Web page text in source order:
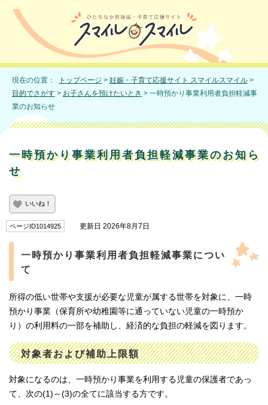
現在の位置： トップページ > 妊娠・子育て応援サイト スマイルスマイル >
目的でさがす > お子さんを預けたいとき > 一時預かり事業利用者負担軽減事
業のお知らせ
一時預かり事業利用者負担軽減事業のお知ら
せ
いいね！
ページID1014925 更新日 2026年8月7日
一時預かり事業利用者負担軽減事業につい
て
所得の低い世帯や支援が必要な児童が属する世帯を対象に、一時
預かり事業（保育所や幼稚園等に通っていない児童の一時預か
り）の利用料の一部を補助し、経済的な負担の軽減を図ります。
対象者および補助上限額
対象になるのは、一時預かり事業を利用する児童の保護者であっ
て、次の(1)～(3)の全てに該当する方です。